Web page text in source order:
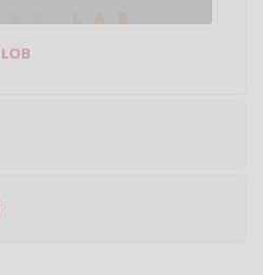
LOB